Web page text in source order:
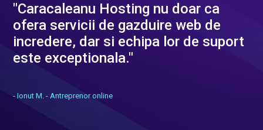
"Caracaleanu Hosting nu doar ca
ofera servicii de gazduire web de
incredere, dar si echipa lor de suport
este exceptionala."
- Ionut M. - Antreprenor online